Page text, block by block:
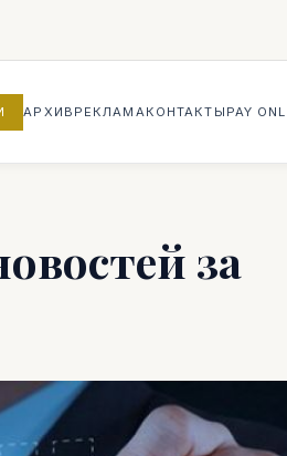
АРХИВ РЕКЛАМА КОНТАКТЫ PAY
за